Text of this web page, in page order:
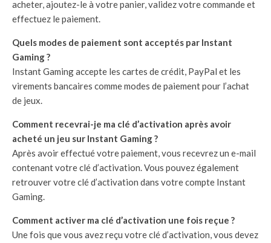
acheter, ajoutez-le à votre panier, validez votre commande et
effectuez le paiement.
Quels modes de paiement sont acceptés par Instant
Gaming ?
Instant Gaming accepte les cartes de crédit, PayPal et les
virements bancaires comme modes de paiement pour l’achat
de jeux.
Comment recevrai-je ma clé d’activation après avoir
acheté un jeu sur Instant Gaming ?
Après avoir effectué votre paiement, vous recevrez un e-mail
contenant votre clé d’activation. Vous pouvez également
retrouver votre clé d’activation dans votre compte Instant
Gaming.
Comment activer ma clé d’activation une fois reçue ?
Une fois que vous avez reçu votre clé d’activation, vous devez